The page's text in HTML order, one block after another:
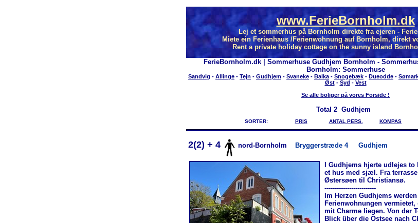
www.FerieBornholm.dk
Lej et sommerhus på Bornholm direkte fra ejeren -
Miete ein Ferienhaus /Ferienwohnung auf Bornholm, direkt
Rent a private holiday cottage on the sunny island
FerieBornholm.dk | Sommerhuse Gudhjem Bornholm -
Bornholm: Sommerhuse
Sandvig - Allinge - Tejn - Gudhjem - Svaneke - Balka - Snogebæk - Dueodde -
Øst- Syd - Vest
Se alle boliger på vores Forside !
Total 2 Gudhjem
SORTER: PRIS ANTAL PERS. KOMPAS
2(2) + 4 nord-Bornholm Bryggerstræde 4 Gudhjem
I Gudhjems hjerte udlejes
et hus med sjæl. Fra
Østersøen til Christiansø.
-------------------------
Im Herzen Gudhjems
Ferienwohnungen
mit Charme liegen. Von der
Blick über die Ostsee nach